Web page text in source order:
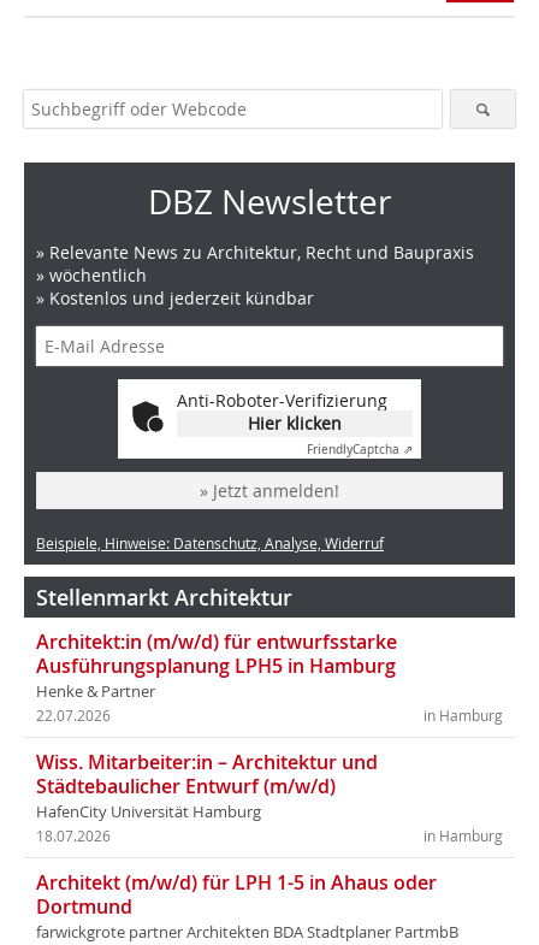
DBZ Newsletter
» Relevante News zu Architektur, Recht und Baupraxis
» wöchentlich
» Kostenlos und jederzeit kündbar
Anti-Roboter-Verifizierung
Hier klicken
FriendlyCaptcha ⇗
» Jetzt anmelden!
Beispiele, Hinweise: Datenschutz, Analyse, Widerruf
Stellenmarkt Architektur
Architekt:in (m/w/d) für entwurfsstarke
Ausführungsplanung LPH5 in Hamburg
Henke & Partner
in Hamburg
22.07.2026
Wiss. Mitarbeiter:in – Architektur und
Städtebaulicher Entwurf (m/w/d)
HafenCity Universität Hamburg
in Hamburg
18.07.2026
Architekt (m/w/d) für LPH 1-5 in Ahaus oder
Dortmund
farwickgrote partner Architekten BDA Stadtplaner PartmbB